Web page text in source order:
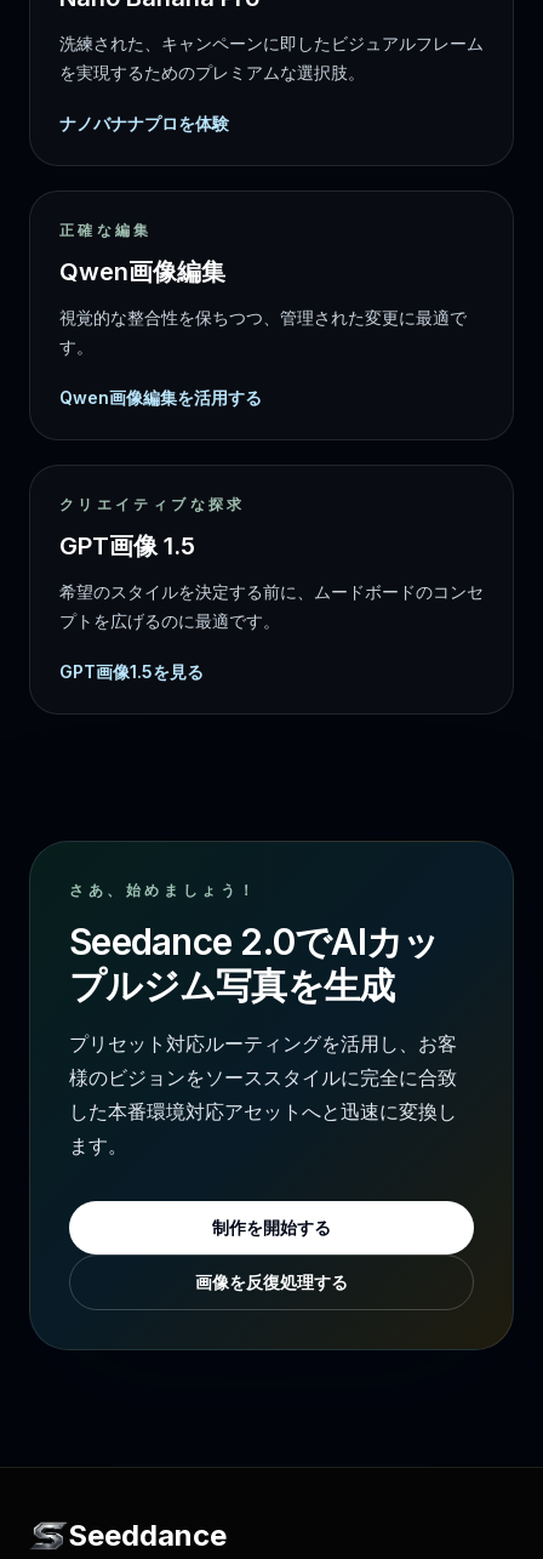
洗練された、キャンペーンに即したビジュアルフレーム
を実現するためのプレミアムな選択肢。
ナノバナナプロを体験
正確な編集
Qwen画像編集
視覚的な整合性を保ちつつ、管理された変更に最適で
す。
Qwen画像編集を活用する
クリエイティブな探求
GPT画像 1.5
希望のスタイルを決定する前に、ムードボードのコンセ
プトを広げるのに最適です。
GPT画像1.5を見る
さあ、始めましょう！
Seedance 2.0でAIカッ
プルジム写真を生成
プリセット対応ルーティングを活用し、お客
様のビジョンをソーススタイルに完全に合致
した本番環境対応アセットへと迅速に変換し
ます。
制作を開始する
画像を反復処理する
Seeddance